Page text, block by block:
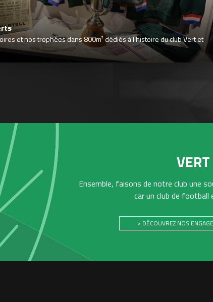
et nos trophées dans 800m² dédiés à l’histoire du club Vert et
Ensemble, faisons de notre club une
car un club de
> DÉCOUVREZ NOS